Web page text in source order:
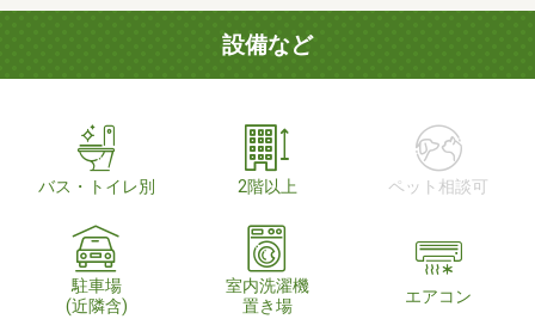
設備など
バス・トイレ別 2階以上 ペット相談可
駐車場
(近隣含)
室内洗濯機
置き場
エアコン